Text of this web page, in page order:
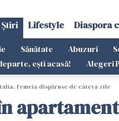
Știri Lifestyle Diaspora
Sănătate Abuzuri
ești acasă! Alegeri
Femeia dispăruse de câteva zile